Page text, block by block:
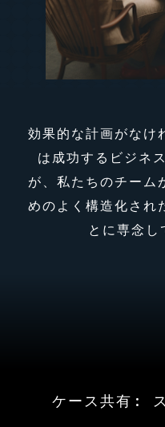
効果的な計画がなけ
は成功するビジネ
が、私たちのチーム
めのよく構造化され
とに専念
ケース共有: